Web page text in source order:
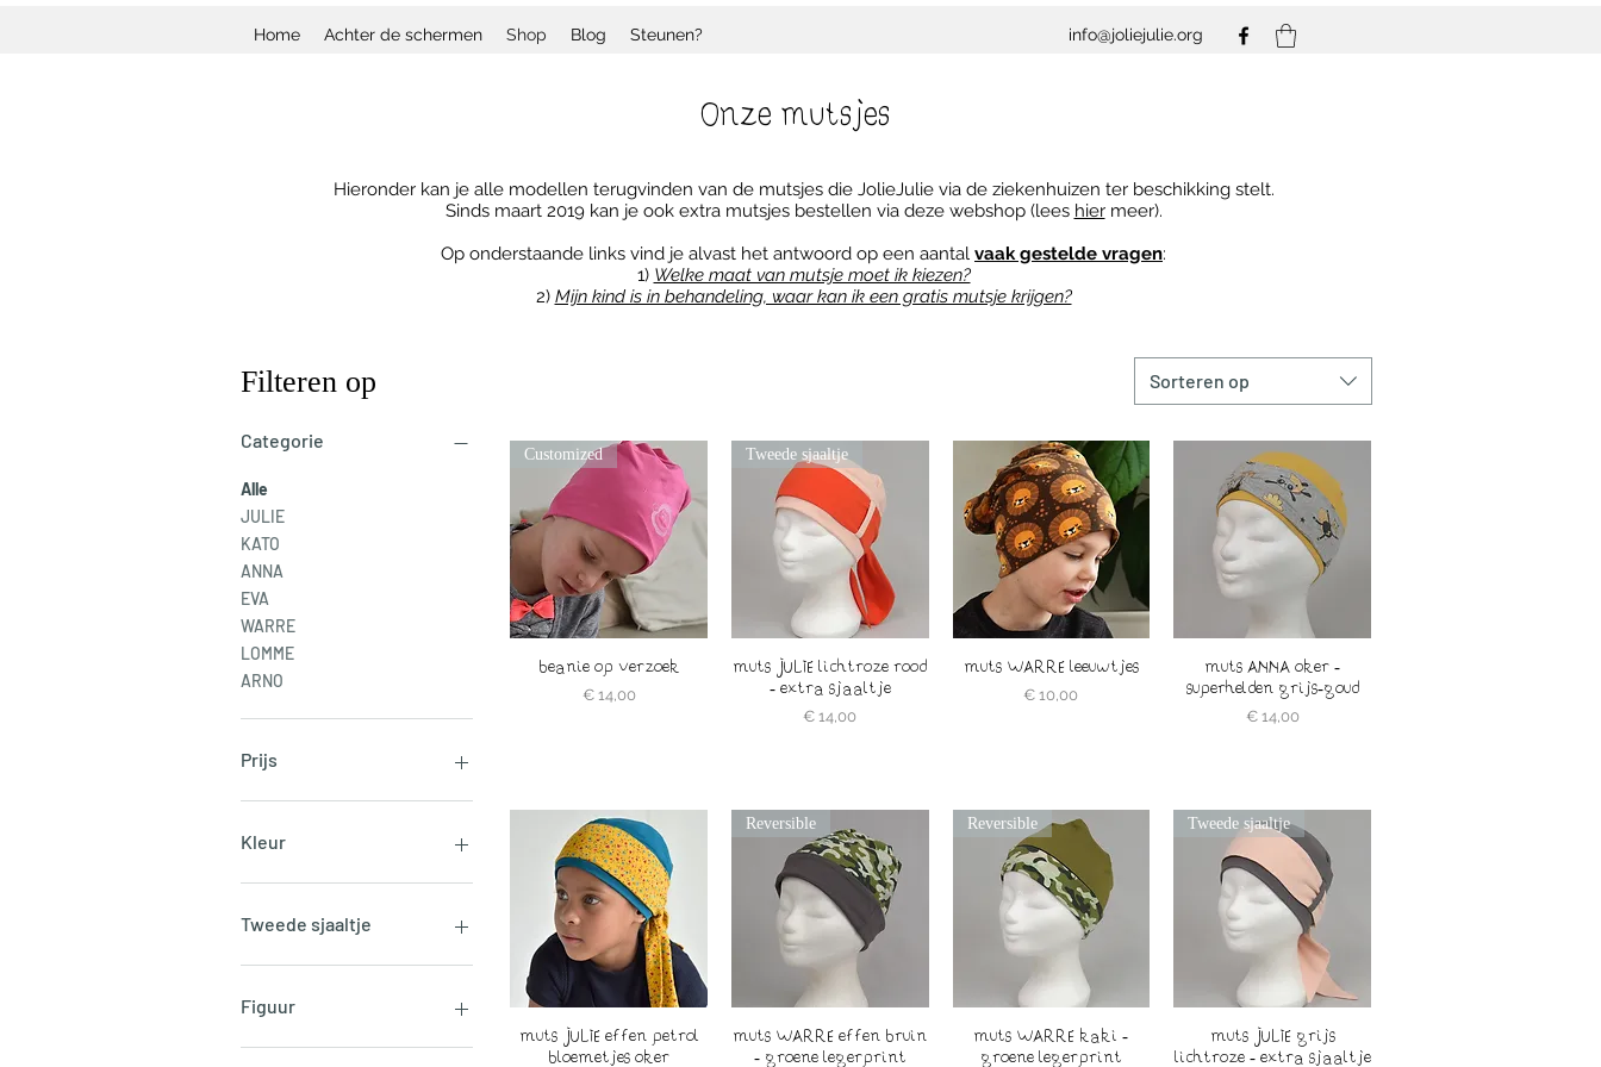
Home Achter de schermen Shop Blog Steunen? info@joliejulie.org
Onze mutsjes
Hieronder kan je alle modellen terugvinden van de mutsjes die JolieJulie via de ziekenhuizen ter beschikking stelt.
Sinds maart 2019 kan je ook extra mutsjes bestellen via deze webshop (lees hiermeer).
Op onderstaande links vind je alvast het antwoord op een aantal vaak gestelde vragen:
1) Welke maat van mutsje moet ik kiezen?
2) Mijn kind is in behandeling, waar kan ik een gratis mutsje krijgen?
Filteren op
Categorie
Alle
JULIE
KATO
ANNA
EVA
WARRE
LOMME
ARNO
Prijs
Kleur
Tweede sjaaltje
Figuur
Aapje
Sorteren op
Customized
beanie op verzoek
Prijs
€ 14,00
Tweede sjaaltje
muts JULIE lichtroze rood
- extra sjaaltje
Prijs
€ 14,00
muts WARRE leeuwtjes
Prijs
€ 10,00
muts ANNA oker -
superhelden grijs-goud
Prijs
€ 14,00
muts JULIE effen petrol
bloemetjes oker
Reversible
muts WARRE effen bruin
- groene legerprint
Reversible
muts WARRE kaki -
groene legerprint
Tweede sjaaltje
muts JULIE grijs
lichtroze - extra sjaaltje